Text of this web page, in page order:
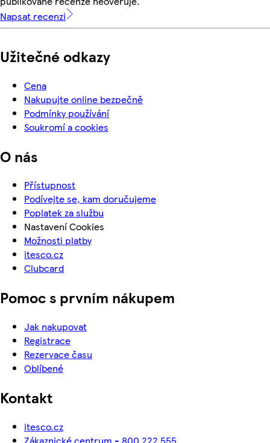
Napsat recenzi
Užitečné odkazy
Cena
Nakupujte online bezpečně
Podmínky používání
Soukromí a cookies
O nás
Přístupnost
Podívejte se, kam doručujeme
Poplatek za službu
Nastavení Cookies
Možnosti platby
itesco.cz
Clubcard
Pomoc s prvním nákupem
Jak nakupovat
Registrace
Rezervace času
Oblíbené
Kontakt
itesco.cz